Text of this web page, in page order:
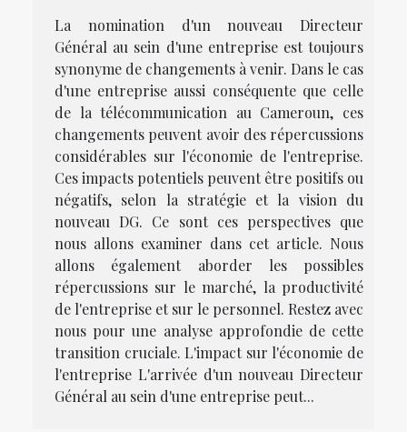
La nomination d'un nouveau Directeur
Général au sein d'une entreprise est toujours
synonyme de changements à venir. Dans le cas
d'une entreprise aussi conséquente que celle
de la télécommunication au Cameroun, ces
changements peuvent avoir des répercussions
considérables sur l'économie de l'entreprise.
Ces impacts potentiels peuvent être positifs ou
négatifs, selon la stratégie et la vision du
nouveau DG. Ce sont ces perspectives que
nous allons examiner dans cet article. Nous
allons également aborder les possibles
répercussions sur le marché, la productivité
de l'entreprise et sur le personnel. Restez avec
nous pour une analyse approfondie de cette
transition cruciale. L'impact sur l'économie de
l'entreprise L'arrivée d'un nouveau Directeur
Général au sein d'une entreprise peut...